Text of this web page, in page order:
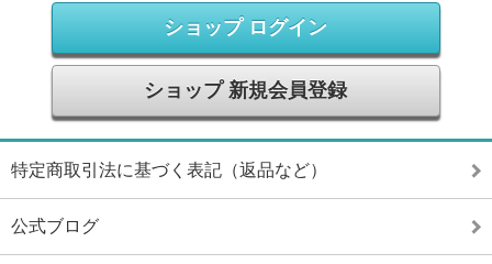
ショップ ログイン
ショップ 新規会員登録
特定商取引法に基づく表記（返品など）
公式ブログ